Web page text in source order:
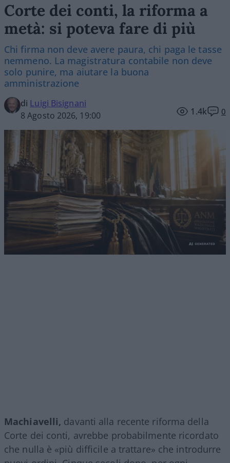
Corte dei conti, la riforma a
metà: si poteva fare di più
Chi firma non deve avere paura, chi paga le tasse
nemmeno. La magistratura contabile non deve
solo punire, ma aiutare la buona
amministrazione
di Luigi Bisignani
8 Agosto 2026, 19:00
1.4k 0
Machiavelli, davanti alla recente riforma della
Corte dei conti, avrebbe probabilmente ricordato
che nulla è «più difficile a trattare» che introdurre